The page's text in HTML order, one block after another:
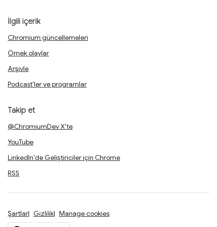
İlgili içerik
Chromium güncellemeleri
Örnek olaylar
Arşivle
Podcast'ler ve programlar
Takip et
@ChromiumDev X'te
YouTube
LinkedIn'de Geliştiriciler için Chrome
RSS
Şartlar Gizlilik Manage cookies